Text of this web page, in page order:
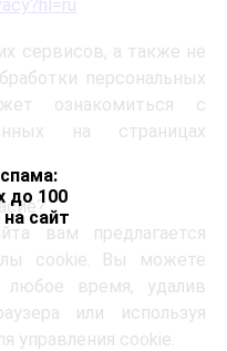
до 100
сайт
сервисов, а также не
персональных
ознакомиться с
на страницах
вам предлагается
cookie. Вы можете
время, удалив
или используя
управления cookie.